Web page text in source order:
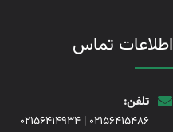
اطلاعات تماس
تلفن:
02156415486
|
02156414934